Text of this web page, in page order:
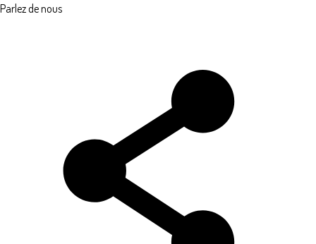
Parlez de nous